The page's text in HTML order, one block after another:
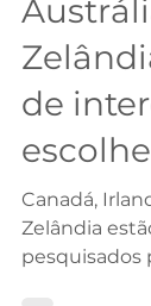
de
Canadá,